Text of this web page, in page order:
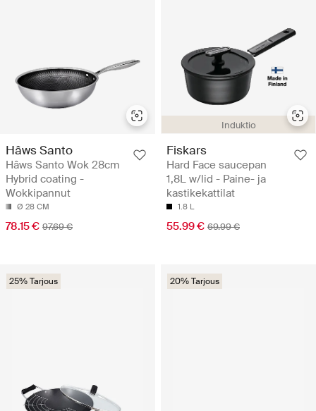
Hâws Santo
Hâws Santo Wok 28cm
Hybrid coating -
Wokkipannut
Ø 28 CM
78.15 € 97.69 €
Induktio
Fiskars
Hard Face saucepan
1,8L w/lid - Paine- ja
kastikekattilat
1.8 L
55.99 € 69.99 €
25% Tarjous 20% Tarjous